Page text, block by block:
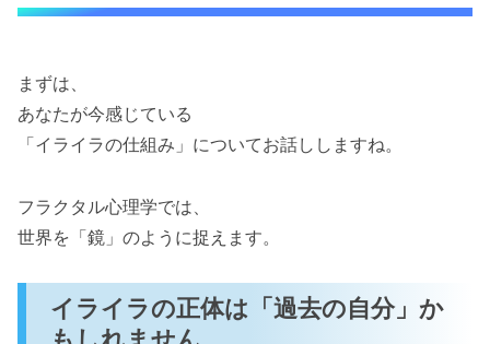
まずは、
あなたが今感じている
「イライラの仕組み」についてお話ししますね。
フラクタル心理学では、
世界を「鏡」のように捉えます。
イライラの正体は「過去の自分」か